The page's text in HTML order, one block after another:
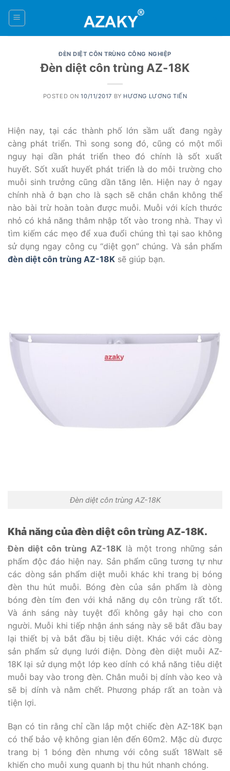
ĐÈN DIỆT CÔN TRÙNG CÔNG NGHIỆP
Đèn diệt côn trùng AZ-18K
POSTED ON10/11/2017 BY HƯƠNG LƯƠNG TIẾN
Hiện nay, tại các thành phố lớn sầm uất đang ngày
càng phát triển. Thì song song đó, cũng có một mối
nguy hại dần phát triển theo đó chính là sốt xuất
huyết. Sốt xuất huyết phát triển là do môi trường cho
muỗi sinh trưởng cũng dần tăng lên. Hiện nay ở ngay
chính nhà ở bạn cho là sạch sẽ chắn chắn không thể
nào bài trừ hoàn toàn được muỗi. Muỗi với kích thước
nhỏ có khả năng thâm nhập tốt vào trong nhà. Thay vì
tìm kiếm các mẹo để xua đuổi chúng thì tại sao không
sử dụng ngay công cụ “diệt gọn” chúng. Và sản phẩm
đèn diệt côn trùng AZ-18K sẽ giúp bạn.
Đèn diệt côn trùng AZ-18K
Khả năng của đèn diệt côn trùng AZ-18K.
Đèn diệt côn trùng AZ-18K là một trong những sản
phẩm độc đáo hiện nay. Sản phẩm cũng tương tự như
các dòng sản phẩm diệt muỗi khác khi trang bị bóng
đèn thu hút muỗi. Bóng đèn của sản phẩm là dòng
bóng đèn tím đen với khả năng dụ côn trùng rất tốt.
Và ánh sáng này tuyệt đối không gây hại cho con
người. Muỗi khi tiếp nhận ánh sáng này sẽ bắt đầu bay
lại thiết bị và bắt đầu bị tiêu diệt. Khác với các dòng
sản phẩm sử dụng lưới điện. Dòng đèn diệt muỗi AZ-
18K lại sử dụng một lớp keo dính có khả năng tiêu diệt
muỗi bay vào trong đèn. Chân muỗi bị dính vào keo và
sẽ bị dính và nằm chết. Phương pháp rất an toàn và
tiện lợi.
Bạn có tin rằng chỉ cần lắp một chiếc đèn AZ-18K bạn
có thể bảo vệ không gian lên đến 60m2. Mặc dù được
trang bị 1 bóng đèn nhưng với công suất 18Walt sẽ
khiến cho muỗi xung quanh bị thu hút nhanh chóng.